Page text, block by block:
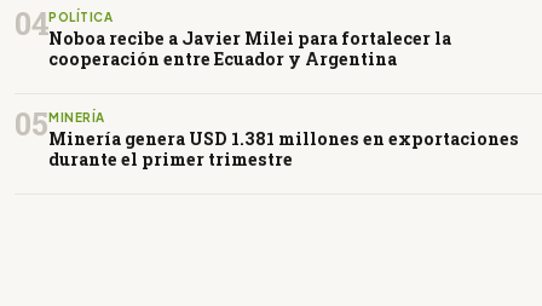
04POLÍTICA
Noboa recibe a Javier Milei para fortalecer la
cooperación entre Ecuador y Argentina
05MINERÍA
Minería genera USD 1.381 millones en exportaciones
durante el primer trimestre